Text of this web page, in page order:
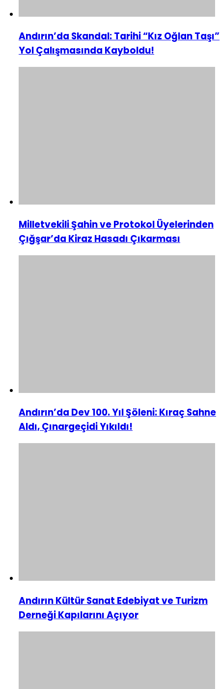
Andırın’da Skandal: Tarihi “Kız Oğlan Taşı”
Yol Çalışmasında Kayboldu!
Milletvekili Şahin ve Protokol Üyelerinden
Çığşar’da Kiraz Hasadı Çıkarması
Andırın’da Dev 100. Yıl Şöleni: Kıraç Sahne
Aldı, Çınargeçidi Yıkıldı!
Andırın Kültür Sanat Edebiyat ve Turizm
Derneği Kapılarını Açıyor